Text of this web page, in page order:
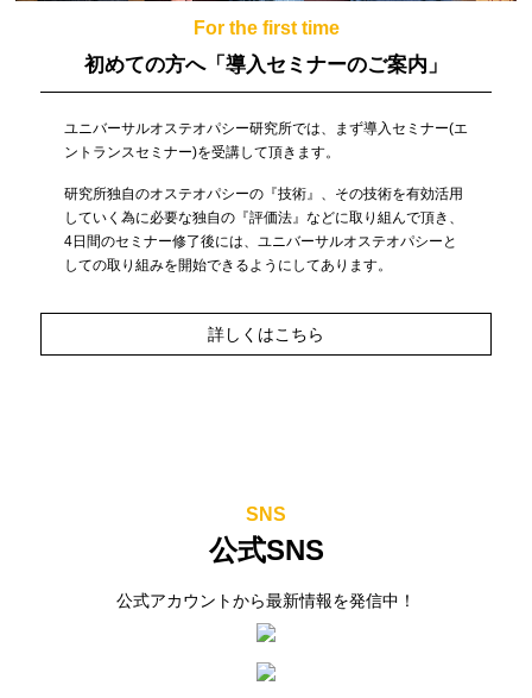
For the first time
初めての方へ「導入セミナーのご案内」
ユニバーサルオステオパシー研究所では、まず導入セミナー(エ
ントランスセミナー)を受講して頂きます。
研究所独自のオステオパシーの『技術』、その技術を有効活用
していく為に必要な独自の『評価法』などに取り組んで頂き、
4日間のセミナー修了後には、ユニバーサルオステオパシーと
しての取り組みを開始できるようにしてあります。
詳しくはこちら
SNS
公式SNS
公式アカウントから最新情報を発信中！